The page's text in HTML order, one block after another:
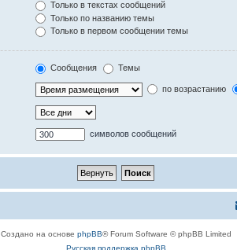
Только в текстах сообщений
Только по названию темы
Только в первом сообщении темы
Сообщения Темы
по возрастанию
символов сообщений
Создано на основе phpBB® Forum Software © phpBB Limited
Русская поддержка phpBB